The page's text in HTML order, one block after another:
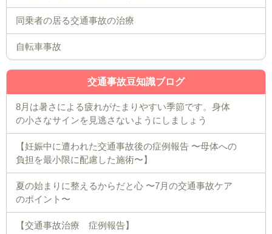
同乗者の居る交通事故の治療
自転車事故
交通事故豆知識ブログ
8月は暑さによる疲れがたまりやすい季節です。身体
の小さなサインを見逃さないようにしましょう
【妊娠中に遭われた交通事故後の症例報告 〜母体への
負担を最小限に配慮した施術〜】
夏の始まりに整えるからだと心 〜7月の交通事故ケア
のポイント〜
【交通事故治療 症例報告】